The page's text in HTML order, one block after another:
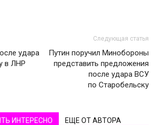
удара
в ЛНР
Следующая статья
Путин поручил Минобороны
представить предложения
после удара ВСУ
по Старобельску
ИНТЕРЕСНО ЕЩЕ ОТ АВТОРА